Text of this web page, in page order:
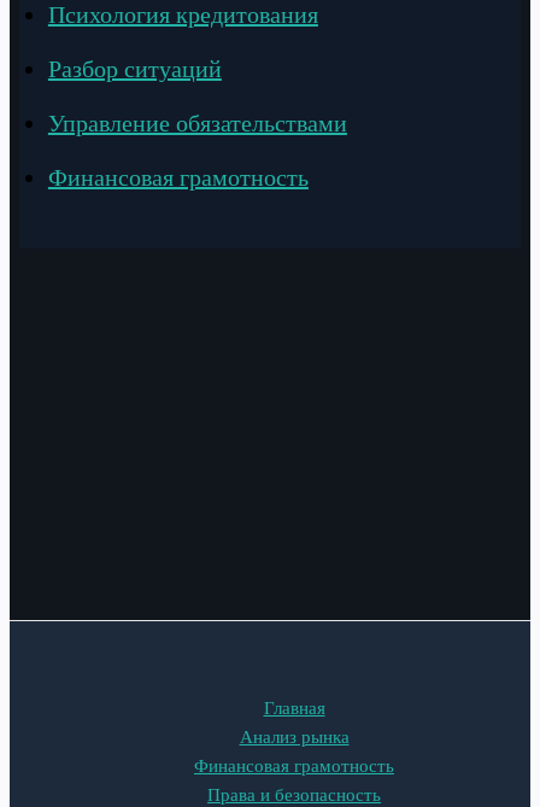
Психология кредитования
Разбор ситуаций
Управление обязательствами
Финансовая грамотность
Главная
Анализ рынка
Финансовая грамотность
Права и безопасность